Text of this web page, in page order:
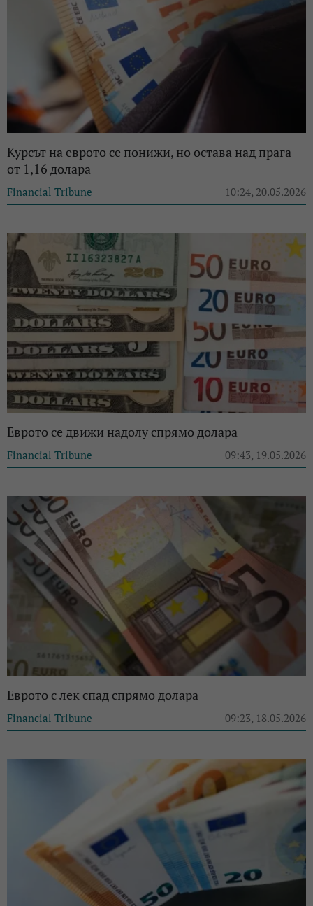
Курсът на еврото се понижи, но остава над прага
от 1,16 долара
Financial Tribune 10:24, 20.05.2026
Еврото се движи надолу спрямо долара
Financial Tribune 09:43, 19.05.2026
Еврото с лек спад спрямо долара
Financial Tribune 09:23, 18.05.2026